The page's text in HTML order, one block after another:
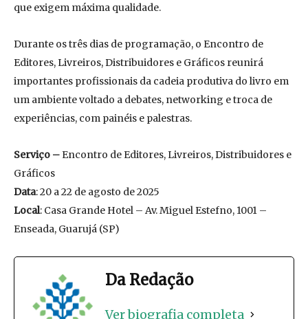
que exigem máxima qualidade.
Durante os três dias de programação, o Encontro de
Editores, Livreiros, Distribuidores e Gráficos reunirá
importantes profissionais da cadeia produtiva do livro em
um ambiente voltado a debates, networking e troca de
experiências, com painéis e palestras.
Serviço – Encontro de Editores, Livreiros, Distribuidores e
Gráficos
Data: 20 a 22 de agosto de 2025
Local: Casa Grande Hotel – Av. Miguel Estefno, 1001 –
Enseada, Guarujá (SP)
Da Redação
Ver biografia completa